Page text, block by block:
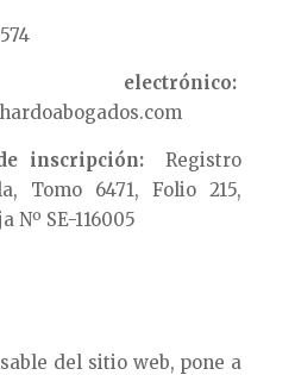
de inscripción:Registro
Tomo 6471, Folio 215,
Nº SE-116005
del sitio web, pone a